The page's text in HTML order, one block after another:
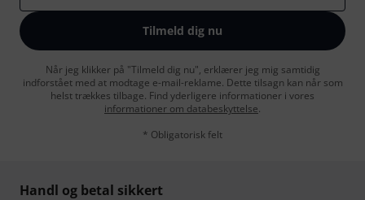
Tilmeld dig nu
Når jeg klikker på "Tilmeld dig nu", erklærer jeg mig samtidig
indforstået med at modtage e-mail-reklame. Dette tilsagn kan når som
helst trækkes tilbage. Find yderligere informationer i vores
informationer om databeskyttelse.
* Obligatorisk felt
Handl og betal sikkert